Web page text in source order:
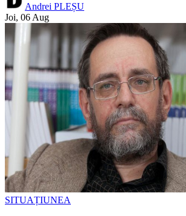
Andrei PLEȘU
Joi, 06 Aug
SITUAȚIUNEA